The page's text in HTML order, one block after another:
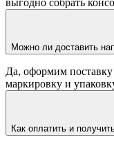
выгодно собрать
Можно ли доставить
Да, оформим
маркировку и
Как оплатить и